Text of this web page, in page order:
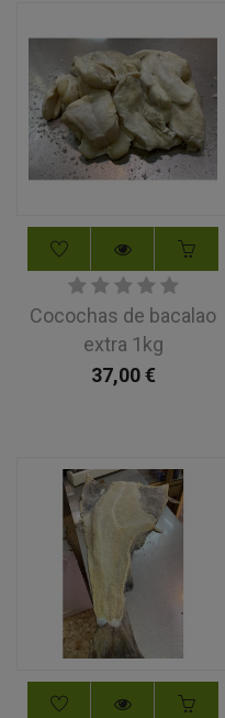
Cocochas de bacalao
extra 1kg
37,00€